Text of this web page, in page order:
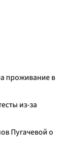
проживание в
из-за
Пугачевой о